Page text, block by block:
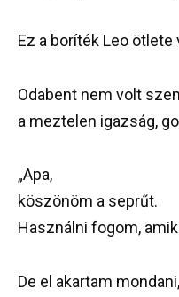
Ez a boríték Leo ötlete
Odabent nem volt
a meztelen igazság,
„Apa,
köszönöm a seprűt.
Használni fogom,
De el akartam